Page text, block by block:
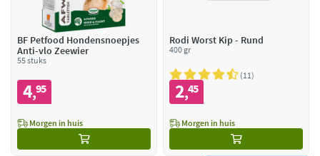
BF Petfood Hondensnoepjes
Anti-vlo Zeewier
55 stuks
4,95
Morgen in huis
Rodi Worst Kip - Rund
400 gr
11
2,45
Morgen in huis